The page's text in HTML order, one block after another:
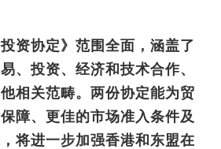
资协定》范围全面，涵盖了
、投资、经济和技术合作、
相关范畴。两份协定能为贸
障、更佳的市场准入条件及
将进一步加强香港和东盟在